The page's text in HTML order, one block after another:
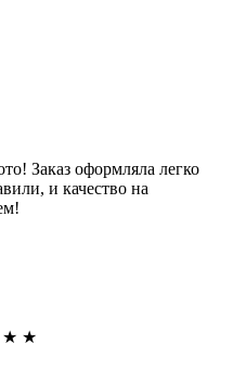
Заказ оформляла легко
и качество на
★ ★